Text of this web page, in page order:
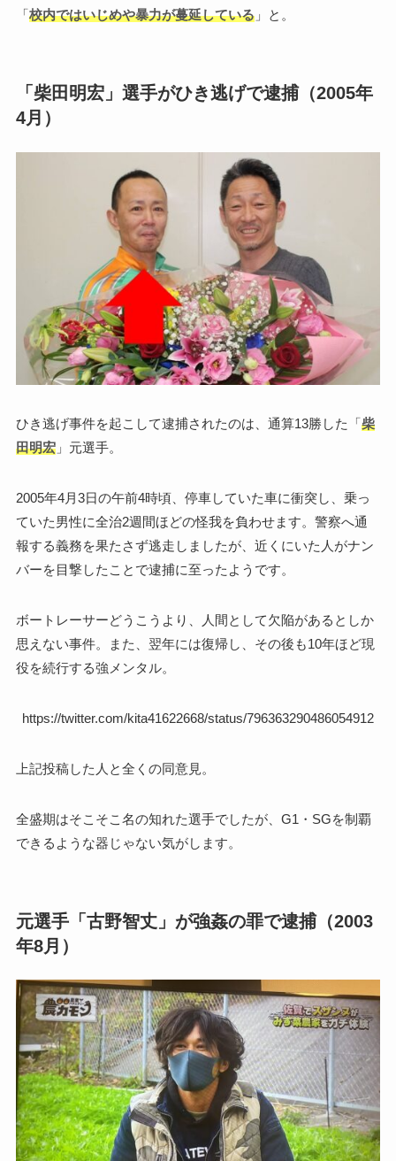
「 校内ではいじめや暴力が蔓延している」と。
「柴田明宏」選手がひき逃げで逮捕（2005年
4月）
ひき逃げ事件を起こして逮捕されたのは、通算13勝した「柴
田明宏」元選手。
2005年4月3日の午前4時頃、停車していた車に衝突し、乗っ
ていた男性に全治2週間ほどの怪我を負わせます。警察へ通
報する義務を果たさず逃走しましたが、近くにいた人がナン
バーを目撃したことで逮捕に至ったようです。
ボートレーサーどうこうより、人間として欠陥があるとしか
思えない事件。また、翌年には復帰し、その後も10年ほど現
役を続行する強メンタル。
https://twitter.com/kita41622668/status/796363290486054912
上記投稿した人と全くの同意見。
全盛期はそこそこ名の知れた選手でしたが、G1・SGを制覇
できるような器じゃない気がします。
元選手「古野智丈」が強姦の罪で逮捕（2003
年8月）